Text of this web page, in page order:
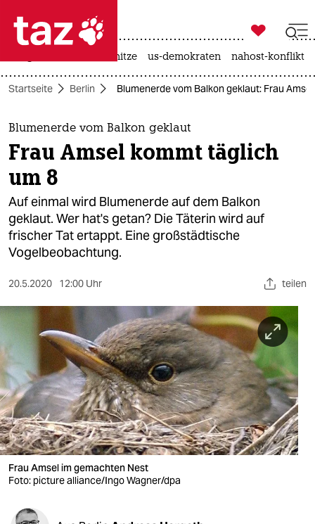
 taz zahl ich
taz zahl ich
themen
politik
öko
gesellschaft
kultur
sport
berlin
nord
wahrheit
verlag
verlag
veranstaltungen

taz zahl ich
hitze us-demokraten nahost-konflikt
Startseite Berlin Blumenerde vom Balkon geklaut: Frau
Blumenerde vom Balkon geklaut
Frau Amsel kommt täglich
um 8
Auf einmal wird Blumenerde auf dem Balkon
geklaut. Wer hat's getan? Die Täterin wird auf
frischer Tat ertappt. Eine großstädtische
Vogelbeobachtung.
20.5.2020 12:00 Uhr teilen
Frau Amsel im gemachten Nest
Foto: picture alliance/Ingo Wagner/dpa